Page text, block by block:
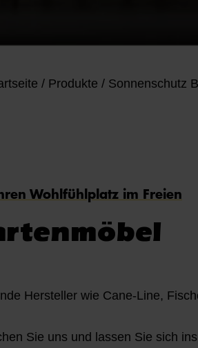
/ Produkte / Sonnenschutz
Wohlfühlplatz im Freien
Hersteller wie Cane-Line,
Sie uns und lassen Sie sich